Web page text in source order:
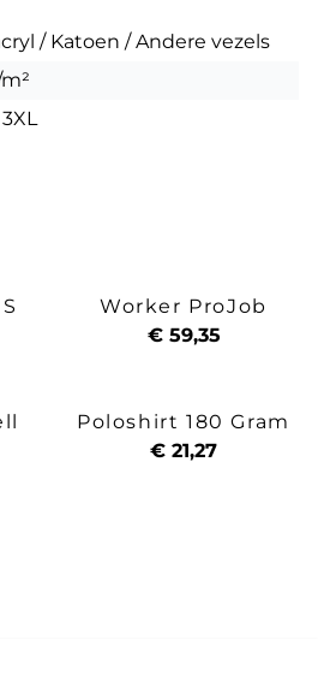
/ Katoen / Andere vezels
Worker ProJob
€ 59,35
Poloshirt 180 Gram
€ 21,27